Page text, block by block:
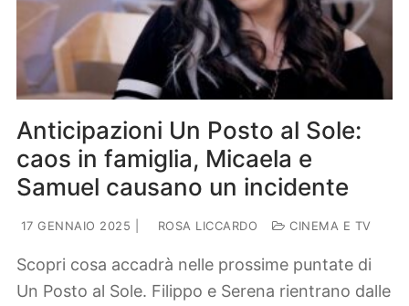
Anticipazioni Un Posto al Sole:
caos in famiglia, Micaela e
Samuel causano un incidente
17 GENNAIO 2025 ROSA LICCARDO CINEMA E TV
Scopri cosa accadrà nelle prossime puntate di
Un Posto al Sole. Filippo e Serena rientrano dalle